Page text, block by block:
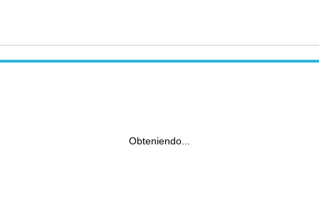
Obteniendo...